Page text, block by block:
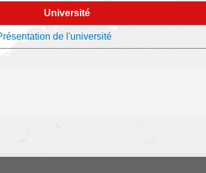
Université
de l'université